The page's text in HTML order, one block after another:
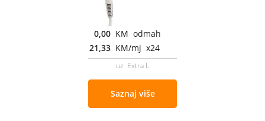
0,00 KM odmah
21,33 KM/mj x24
uz Extra L
Saznaj više